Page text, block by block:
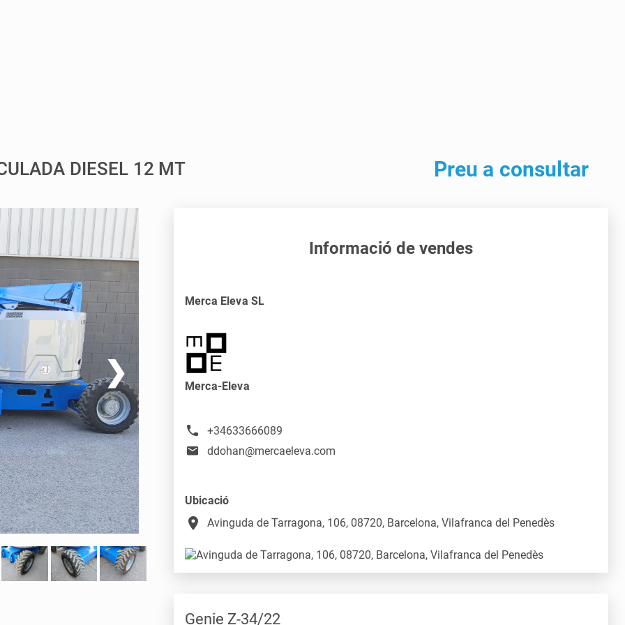
DIESEL 12 MT Preu a consultar
❯
Informació de vendes
Merca Eleva SL
Merca-Eleva
+34633666089
ddohan@mercaeleva.com
Ubicació
place Avinguda de Tarragona, 106, 08720, Barcelona, Vilafranca del Penedès
Genie Z-34/22